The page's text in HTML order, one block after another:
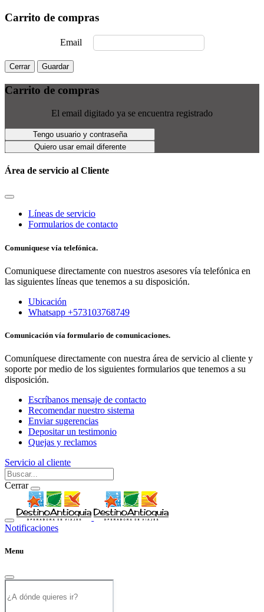
Carrito de compras
Email
Cerrar Guardar
Carrito de compras
El email digitado ya se encuentra registrado
Tengo usuario y contraseña
Quiero usar email diferente
Área de servicio al Cliente
Líneas de servicio
Formularios de contacto
Comuniquese vía telefónica.
Comuniquese directamente con nuestros asesores vía telefónica en
las siguientes líneas que tenemos a su disposición.
Ubicación
Whatsapp +573103768749
Comunicación vía formulario de comunicaciones.
Comuníquese directamente con nuestra área de servicio al cliente y
soporte por medio de los siguientes formularios que tenemos a su
disposición.
Escríbanos mensaje de contacto
Recomendar nuestro sistema
Enviar sugerencias
Depositar un testimonio
Quejas y reclamos
Servicio al cliente
Cerrar
Notificaciones
Menu